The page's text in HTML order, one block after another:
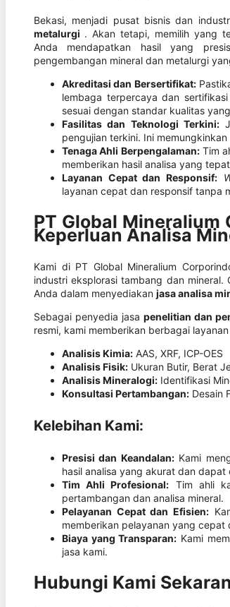
Bekasi, menjadi pusat bisnis dan
metalurgi . Akan tetapi, memilih yang
Anda mendapatkan hasil yang
pengembangan mineral dan metalurgi
Akreditasi dan Bersertifikat:
lembaga terpercaya dan
sesuai dengan standar kualitas
Fasilitas dan Teknologi Terkini:
pengujian terkini. Ini
Tenaga Ahli Berpengalaman:Tim
memberikan hasil analisa yang
Layanan Cepat dan Responsif:
layanan cepat dan responsif tanpa
PT Global
Keperluan Analisa
Kami di PT Global Mineralium
industri eksplorasi tambang dan
Anda dalam menyediakan jasa analisa
Sebagai penyedia jasa penelitian dan
resmi, kami memberikan berbagai
Analisis Kimia: AAS, XRF, ICP-OES
Analisis Fisik: Ukuran Butir, Berat
Analisis Mineralogi: Identifikasi
Konsultasi Pertambangan: Desain
Kelebihan Kami:
Presisi dan Keandalan:Kami
hasil analisa yang akurat dan dapat
Tim Ahli Profesional: Tim ahli
pertambangan dan analisa mineral.
Pelayanan Cepat dan Efisien:
memberikan pelayanan yang cepat
Biaya yang Transparan: Kami
jasa kami.
Hubungi Kami